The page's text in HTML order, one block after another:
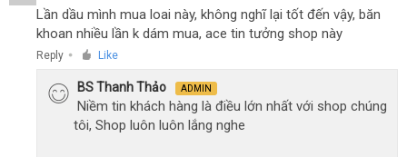
Lần dầu mình mua loai này, không nghĩ lại tốt đến vậy, băn
khoan nhiều lần k dám mua, ace tin tưởng shop này
Reply ● Like
BS Thanh Thảo ADMIN
Niềm tin khách hàng là điều lớn nhất với shop chúng
tôi, Shop luôn luôn lắng nghe